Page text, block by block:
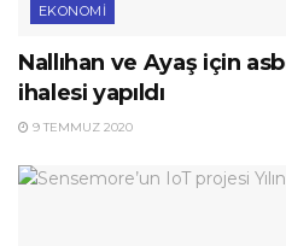
EKONOMI
Nallıhan ve Ayaş için
ihalesi yapıldı
9 TEMMUZ 2020